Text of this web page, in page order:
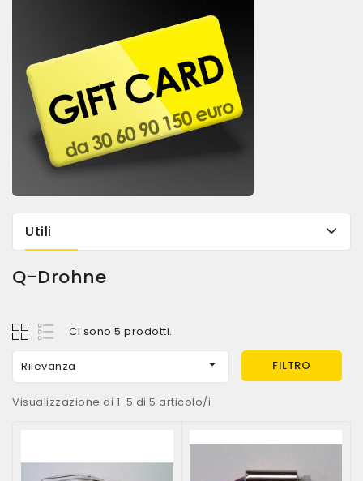
Utili
Q-Drohne
Ci sono 5 prodotti.
Rilevanza  FILTRO
Visualizzazione di 1-5 di 5 articolo/i